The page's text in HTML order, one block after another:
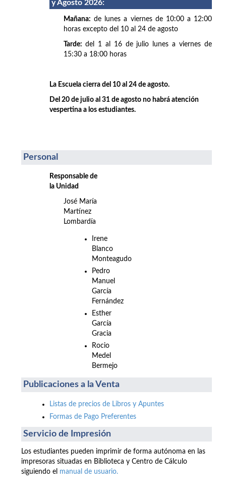
y Agosto 2026:
Mañana: de lunes a viernes de 10:00 a 12:00
horas excepto del 10 al 24 de agosto
Tarde: del 1 al 16 de julio lunes a viernes de
15:30 a 18:00 horas
La Escuela cierra del 10 al 24 de agosto.
Del 20 de julio al 31 de agosto no habrá atención
vespertina a los estudiantes.
Personal
Responsable de
la Unidad
José María
Martínez
Lombardía
Irene
Blanco
Monteagudo
Pedro
Manuel
García
Fernández
Esther
García
Gracia
Rocio
Medel
Bermejo
Publicaciones a la Venta
Listas de precios de Libros y Apuntes
Formas de Pago Preferentes
Servicio de Impresión
Los estudiantes pueden imprimir de forma autónoma en las
impresoras situadas en Biblioteca y Centro de Cálculo
siguiendo el manual de usuario.